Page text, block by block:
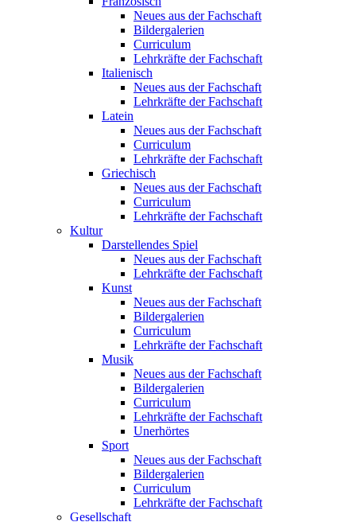
Neues aus der Fachschaft
Bildergalerien
Curriculum
Lehrkräfte der Fachschaft
Italienisch
Neues aus der Fachschaft
Lehrkräfte der Fachschaft
Latein
Neues aus der Fachschaft
Curriculum
Lehrkräfte der Fachschaft
Griechisch
Neues aus der Fachschaft
Curriculum
Lehrkräfte der Fachschaft
Kultur
Darstellendes Spiel
Neues aus der Fachschaft
Lehrkräfte der Fachschaft
Kunst
Neues aus der Fachschaft
Bildergalerien
Curriculum
Lehrkräfte der Fachschaft
Musik
Neues aus der Fachschaft
Bildergalerien
Curriculum
Lehrkräfte der Fachschaft
Unerhörtes
Sport
Neues aus der Fachschaft
Bildergalerien
Curriculum
Lehrkräfte der Fachschaft
Gesellschaft